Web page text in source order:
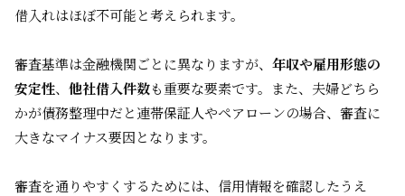
借入れはほぼ不可能と考えられます。
審査基準は金融機関ごとに異なりますが、 年収や雇用形態の
安定性、 他社借入件数も重要な要素です。また、夫婦どちら
かが債務整理中だと連帯保証人やペアローンの場合、審査に
大きなマイナス要因となります。
審査を通りやすくするためには、信用情報を確認したうえ